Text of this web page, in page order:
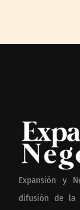
Expansión y
difusión de la